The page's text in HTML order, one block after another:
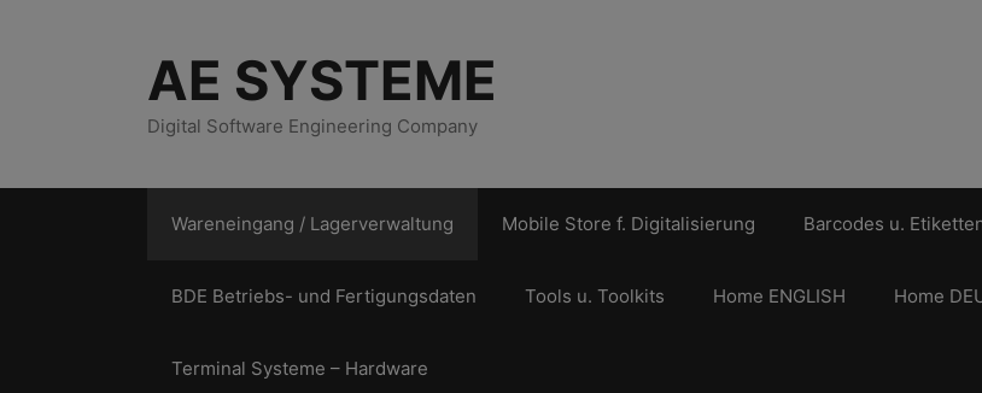
AE SYSTEME
Digital Software Engineering Company
Wareneingang / Lagerverwaltung Mobile Store f. Digitalisierung Barcodes u.
BDE Betriebs- und Fertigungsdaten Tools u. Toolkits Home ENGLISH Home
Terminal Systeme – Hardware